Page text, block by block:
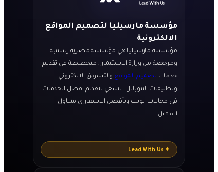
مؤسسة مارسيليا لتصميم المواقع
الالكترونية
مؤسسة مارسيليا هي مؤسسة مصرية رسمية
ومرخصة من وزارة الاستثمار , متخصصة فى تقديم
خدمات تصميم المواقع والتسويق الالكتروني
وتطبيقات الموبايل , نسعي لتقديم افضل الخدمات
فى مجالات الويب وبأفضل الاسعار ى متناول
العميل
✦ Lead With Us